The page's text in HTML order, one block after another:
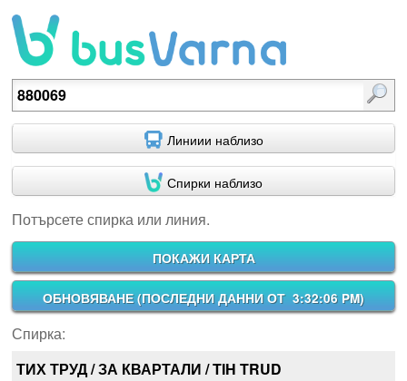
Потърсете спирка или линия.
Линиии наблизо
Спирки наблизо
Потърсете спирка или линия.
ПОКАЖИ КАРТА
ОБНОВЯВАНЕ (ПОСЛЕДНИ ДАННИ ОТ 3:32:06 PM)
Спирка:
ТИХ ТРУД / ЗА КВАРТАЛИ / TIH TRUD